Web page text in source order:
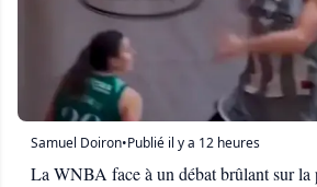
Samuel Doiron•Publié il y a 12 heures
La WNBA face à un débat brûlant sur la